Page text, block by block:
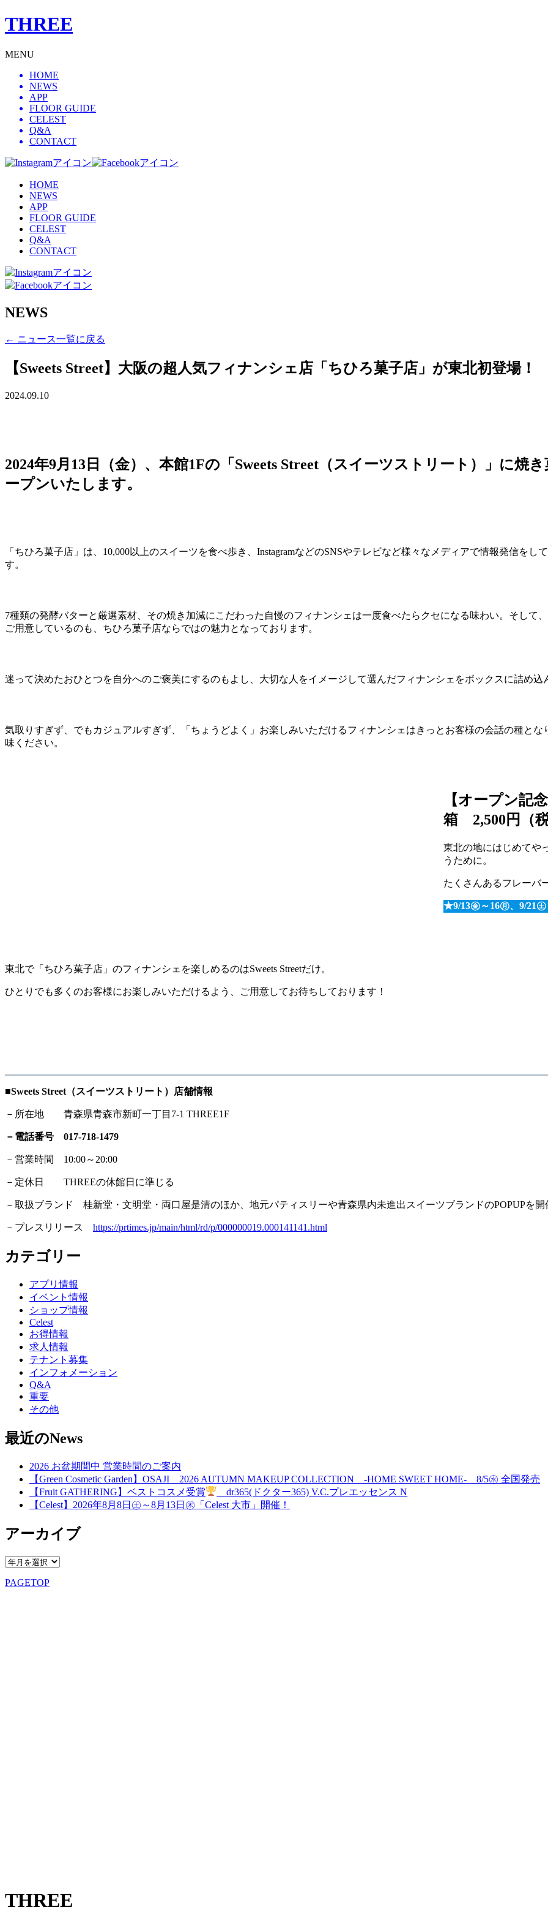
THREE
MENU
HOME
NEWS
APP
FLOOR GUIDE
CELEST
Q&A
CONTACT
HOME
NEWS
APP
FLOOR GUIDE
CELEST
Q&A
CONTACT
NEWS
← ニュース一覧に戻る
【Sweets Street】大阪の超人気フィナンシェ店「ちひろ菓子店」が東北初登場！
2024.09.10
2024年9月13日（金）、本館1Fの「Sweets Street（スイーツストリート）」に焼
ープンいたします。
「ちひろ菓子店」は、10,000以上のスイーツを食べ歩き、InstagramなどのSNSやテレビなど様々なメディアで情報発信を
す。
7種類の発酵バターと厳選素材、その焼き加減にこだわった自慢のフィナンシェは一度食べたらクセになる味わい。そして
ご用意しているのも、ちひろ菓子店ならではの魅力となっております。
迷って決めたおひとつを自分へのご褒美にするのもよし、大切な人をイメージして選んだフィナンシェをボックスに詰め込
気取りすぎず、でもカジュアルすぎず、「ちょうどよく」お楽しみいただけるフィナンシェはきっとお客様の会話の種と
味ください。
【オープン記
箱 2,500円（税
東北の地にはじめてや
うために。
たくさんあるフレーバ
★9/13㊎～16㊊、9/21
東北で「ちひろ菓子店」のフィナンシェを楽しめるのはSweets Streetだけ。
ひとりでも多くのお客様にお楽しみいただけるよう、ご用意してお待ちしております！
■Sweets Street（スイーツストリート）店舗情報
－所在地 青森県青森市新町一丁目7-1 THREE1F
－電話番号 017-718-1479
－営業時間 10:00～20:00
－定休日 THREEの休館日に準じる
－取扱ブランド 桂新堂・文明堂・両口屋是清のほか、地元パティスリーや青森県内未進出スイーツブランドのPOPUPを開
－プレスリリース https://prtimes.jp/main/html/rd/p/000000019.000141141.html
カテゴリー
アプリ情報
イベント情報
ショップ情報
Celest
お得情報
求人情報
テナント募集
インフォメーション
Q&A
重要
その他
最近のNews
2026 お盆期間中 営業時間のご案内
【Green Cosmetic Garden】OSAJI 2026 AUTUMN MAKEUP COLLECTION -HOME SWEET HOME- 8/5㊌ 全国発売
【Fruit GATHERING】ベストコスメ受賞
dr365(ドクター365) V.C.プレエッセンス N
【Celest】2026年8月8日㊏～8月13日㊍「Celest 大市」開催！
アーカイブ
PAGETOP
THREE